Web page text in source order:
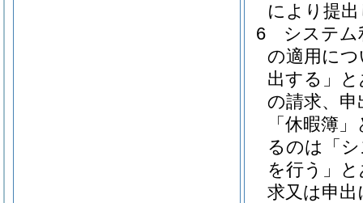
により提
6
システム
の適用に
出する」
の請求、
「休暇簿
るのは「
を行う」
求又は申